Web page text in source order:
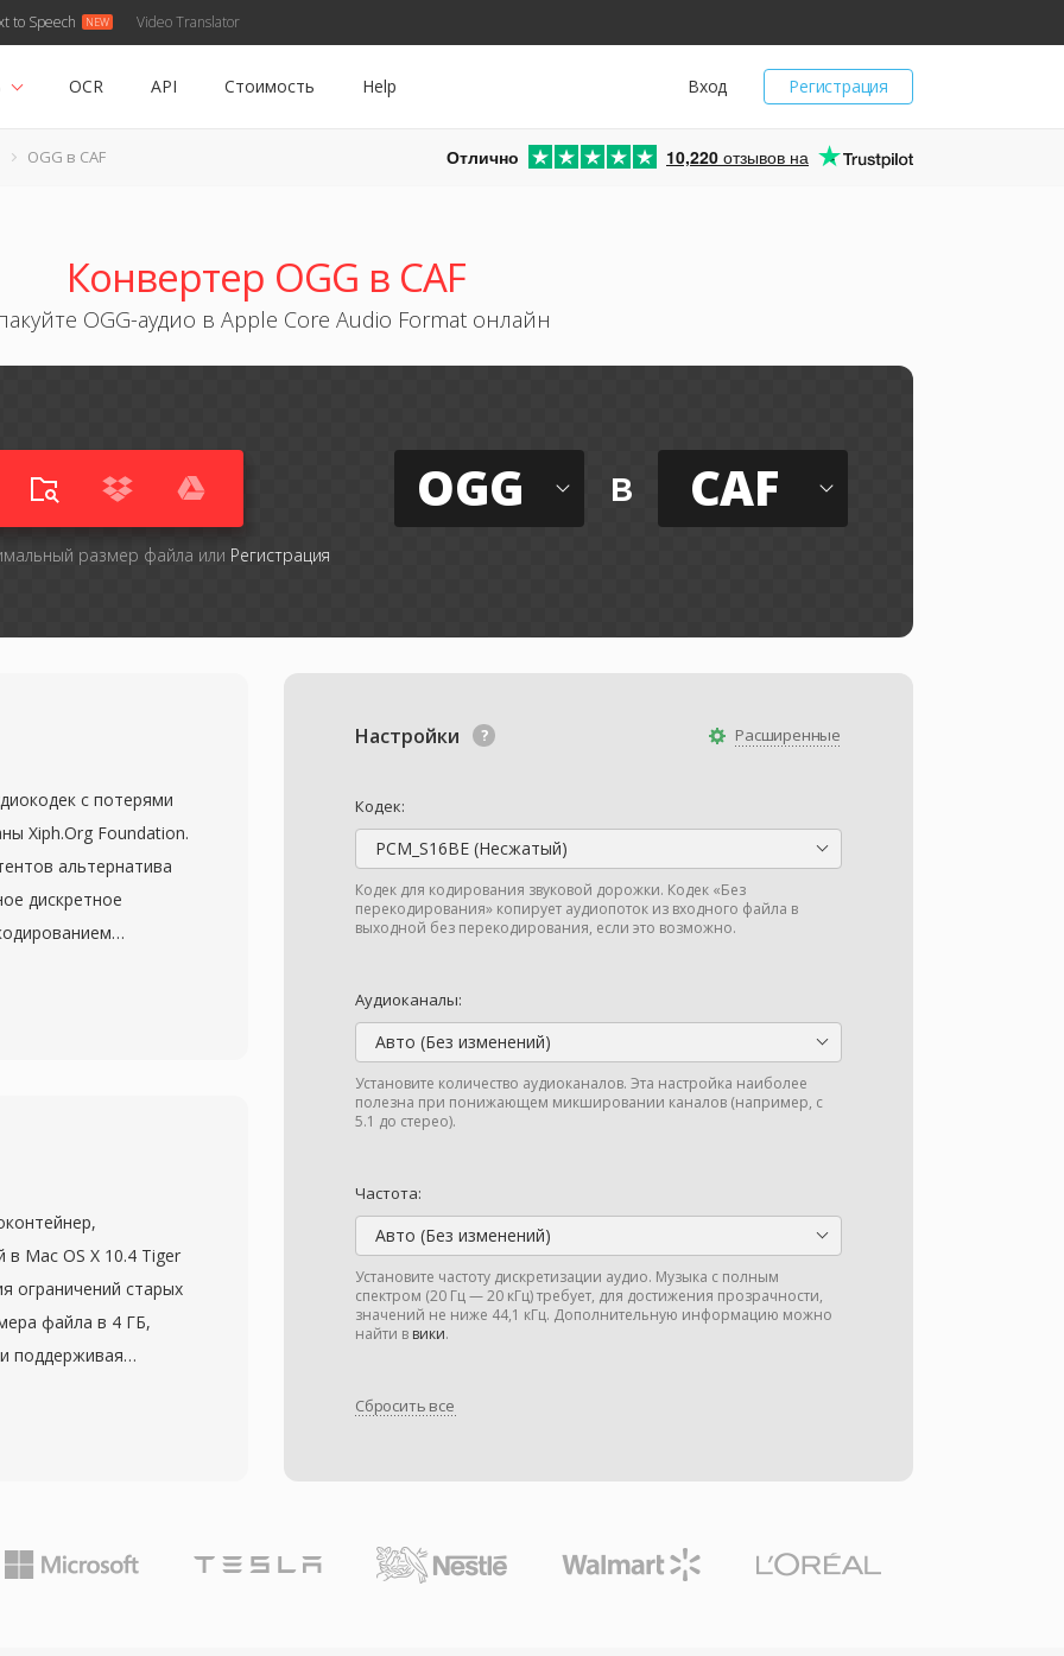
to Speech Video Translator
Регистрация
Вход
OCR API Стоимость Help
OGG в CAF Отлично 10,220 отзывов на
Конвертер OGG в CAF
OGG-аудио в Apple Core Audio Format онлайн
размер файла или Регистрация
OGG в CAF
Расширенные
Настройки
Кодек:
PCM_S16BE (Несжатый)
Кодек для кодирования звуковой дорожки. Кодек «Без
перекодирования» копирует аудиопоток из входного файла в
выходной без перекодирования, если это возможно.
Аудиоканалы:
Авто (Без изменений)
Установите количество аудиоканалов. Эта настройка наиболее
полезна при понижающем микшировании каналов (например, с
5.1 до стерео).
Частота:
Авто (Без изменений)
Установите частоту дискретизации аудио. Музыка с полным
спектром (20 Гц — 20 кГц) требует, для достижения прозрачности,
значений не ниже 44,1 кГц. Дополнительную информацию можно
найти в вики.
Сбросить все
с потерями
Xiph.Org Foundation.
альтернатива
дискретное
к сложности
до
разработчики
забот о роялти.
Формат также
качества на низких
Mac OS X 10.4 Tiger
ограничений старых
файла в 4 ГБ,
поддерживая
вмещает
преимущество —
вещатели и